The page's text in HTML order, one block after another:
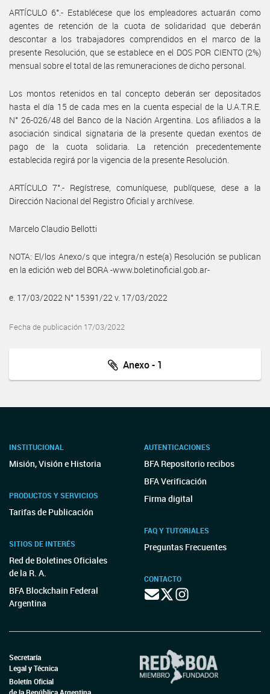
ARTÍCULO 6°.- Establécese que los empleadores actuarán como
agentes de retención de la cuota de solidaridad que deberán
descontar a los trabajadores comprendidos en el marco de la
presente Resolución, que se establece en el DOS POR CIENTO (2%)
mensual sobre el total de las remuneraciones de dicho personal.
Los montos retenidos en tal concepto deberán ser depositados
hasta el día 15 de cada mes en la cuenta especial de la U.A.T.R.E.
N° 26-026/48 del Banco de la Nación Argentina. Los afiliados a la
asociación sindical signataria de la presente quedan exentos de
pago de la cuota solidaria. La retención precedentemente
establecida regirá por la vigencia de la presente Resolución.
ARTÍCULO 7°.- Regístrese, comuníquese, publíquese, dese a la
Dirección Nacional del Registro Oficial y archívese.
Marcelo Claudio Bellotti
NOTA: El/los Anexo/s que integra/n este(a) Resolución se publican
en la edición web del BORA -www.boletinoficial.gob.ar-
e. 17/03/2022 N° 15391/22 v. 17/03/2022
Fecha de publicación 17/03/2022
Anexo - 1
INSTITUCIONAL
Misión, Visión e Historia
PRODUCTOS Y SERVICIOS
Tarifas de Publicación
SITIOS DE INTERÉS
Red de Boletines Oficiales
de la R. A.
BFA Blockchain Federal
Argentina
AUTENTICACIONES
BFA Repositorio recibos
BFA Verificación
Firma digital
FAQ Y TUTORIALES
Preguntas Frecuentes
CONTACTO
Secretaría
Legal y Técnica
Boletín Oficial
de la República Argentina